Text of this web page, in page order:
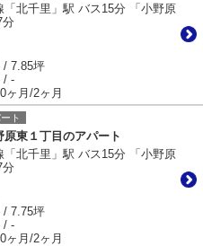
「北千里」駅 バス15分 「小野原
/ 7.85坪
/ -
0ヶ月/2ヶ月
ト
原東１丁目のアパート
「北千里」駅 バス15分 「小野原
/ 7.75坪
/ -
0ヶ月/2ヶ月